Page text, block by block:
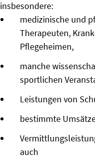
insbesondere:
medizinische und
Therapeuten,
Pflegeheimen,
manche
sportlichen
Leistungen von
bestimmte
auch